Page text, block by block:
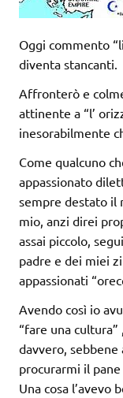
Oggi commento
diventa stancanti.
Affronterò e
attinente a “l’
inesorabilmente
Come qualcuno
appassionato
sempre destato il
mio, anzi direi
assai piccolo,
padre e dei miei
appassionati
Avendo così io
“fare una
davvero, sebbene
procurarmi il
Una cosa l’avevo